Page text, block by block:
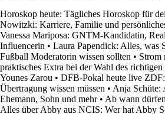
Horoskop heute: Tägliches Horoskop für
Nowitzki: Karriere, Familie und
Vanessa Mariposa: GNTM-Kandidatin,
Influencerin • Laura Papendick: Alles, was
Fußball Moderatorin wissen sollten • Strom
praktisches Extra bei der Wahl des
Younes Zarou • DFB-Pokal heute live
Übertragung wissen müssen • Anja Schüte:
Ehemann, Sohn und mehr• Ab wann
Alles über Abby aus NCIS: Wer hat Abby